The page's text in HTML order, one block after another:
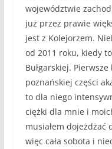
województwie
już przez prawie
jest z Kolejorzem.
od 2011 roku, kiedy
Bułgarskiej.
poznańskiej części
to dla niego
ciężki dla mnie i
musiałem dojeżdżać
więc cała sobota i